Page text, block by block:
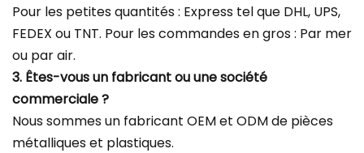
Pour les petites quantités : Express tel que DHL, UPS,
FEDEX ou TNT. Pour les commandes en gros : Par mer
ou par air.
3. Êtes-vous un fabricant ou une société
commerciale ?
Nous sommes un fabricant OEM et ODM de pièces
métalliques et plastiques.